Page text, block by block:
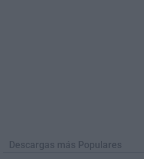
Descargas más Populares